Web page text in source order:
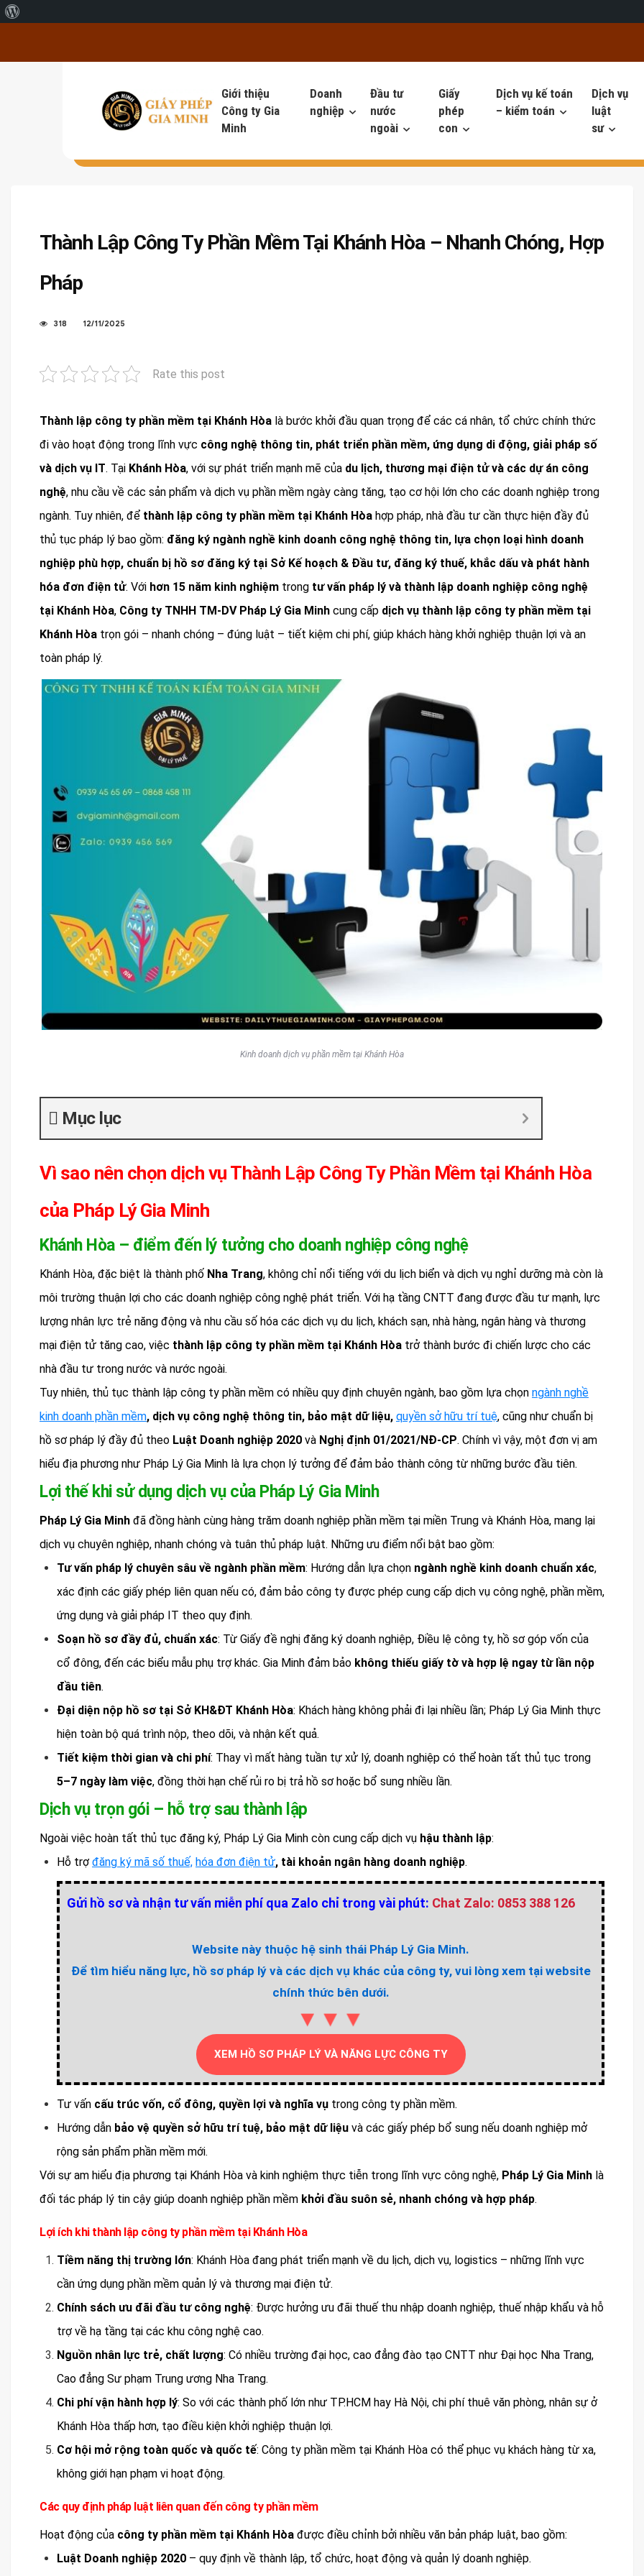
Giới thiệu
Công ty Gia
Minh
Doanh
nghiệp
Đầu tư
nước
ngoài
Giấy
phép
con
Dịch vụ kế toán
– kiểm toán
Dịch vụ
luật
sư
Thành Lập Công Ty Phần Mềm Tại Khánh Hòa – Nhanh Chóng, Hợp
Pháp
318 12/11/2025
Rate this post
Thành lập công ty phần mềm tại Khánh Hòa là bước khởi đầu quan trọng để các cá nhân, tổ chức chính thức
đi vào hoạt động trong lĩnh vực công nghệ thông tin, phát triển phần mềm, ứng dụng di động, giải pháp số
và dịch vụ IT. Tại Khánh Hòa, với sự phát triển mạnh mẽ của du lịch, thương mại điện tử và các dự án công
nghệ, nhu cầu về các sản phẩm và dịch vụ phần mềm ngày càng tăng, tạo cơ hội lớn cho các doanh nghiệp trong
ngành. Tuy nhiên, để thành lập công ty phần mềm tại Khánh Hòa hợp pháp, nhà đầu tư cần thực hiện đầy đủ
thủ tục pháp lý bao gồm: đăng ký ngành nghề kinh doanh công nghệ thông tin, lựa chọn loại hình doanh
nghiệp phù hợp, chuẩn bị hồ sơ đăng ký tại Sở Kế hoạch & Đầu tư, đăng ký thuế, khắc dấu và phát hành
hóa đơn điện tử. Với hơn 15 năm kinh nghiệm trong tư vấn pháp lý và thành lập doanh nghiệp công nghệ
tại Khánh Hòa, Công ty TNHH TM-DV Pháp Lý Gia Minh cung cấp dịch vụ thành lập công ty phần mềm tại
Khánh Hòa trọn gói – nhanh chóng – đúng luật – tiết kiệm chi phí, giúp khách hàng khởi nghiệp thuận lợi và an
toàn pháp lý.
Kinh doanh dịch vụ phần mềm tại Khánh Hòa
Mục lục
Vì sao nên chọn dịch vụ Thành Lập Công Ty Phần Mềm tại Khánh Hòa
của Pháp Lý Gia Minh
Khánh Hòa – điểm đến lý tưởng cho doanh nghiệp công nghệ
Khánh Hòa, đặc biệt là thành phố Nha Trang, không chỉ nổi tiếng với du lịch biển và dịch vụ nghỉ dưỡng mà còn là
môi trường thuận lợi cho các doanh nghiệp công nghệ phát triển. Với hạ tầng CNTT đang được đầu tư mạnh, lực
lượng nhân lực trẻ năng động và nhu cầu số hóa các dịch vụ du lịch, khách sạn, nhà hàng, ngân hàng và thương
mại điện tử tăng cao, việc thành lập công ty phần mềm tại Khánh Hòa trở thành bước đi chiến lược cho các
nhà đầu tư trong nước và nước ngoài.
Tuy nhiên, thủ tục thành lập công ty phần mềm có nhiều quy định chuyên ngành, bao gồm lựa chọn ngành nghề
kinh doanh phần mềm, dịch vụ công nghệ thông tin, bảo mật dữ liệu, quyền sở hữu trí tuệ, cũng như chuẩn bị
hồ sơ pháp lý đầy đủ theo Luật Doanh nghiệp 2020 và Nghị định 01/2021/NĐ-CP. Chính vì vậy, một đơn vị am
hiểu địa phương như Pháp Lý Gia Minh là lựa chọn lý tưởng để đảm bảo thành công từ những bước đầu tiên.
Lợi thế khi sử dụng dịch vụ của Pháp Lý Gia Minh
Pháp Lý Gia Minh đã đồng hành cùng hàng trăm doanh nghiệp phần mềm tại miền Trung và Khánh Hòa, mang lại
dịch vụ chuyên nghiệp, nhanh chóng và tuân thủ pháp luật. Những ưu điểm nổi bật bao gồm:
Tư vấn pháp lý chuyên sâu về ngành phần mềm: Hướng dẫn lựa chọn ngành nghề kinh doanh chuẩn xác,
xác định các giấy phép liên quan nếu có, đảm bảo công ty được phép cung cấp dịch vụ công nghệ, phần mềm,
ứng dụng và giải pháp IT theo quy định.
Soạn hồ sơ đầy đủ, chuẩn xác: Từ Giấy đề nghị đăng ký doanh nghiệp, Điều lệ công ty, hồ sơ góp vốn của
cổ đông, đến các biểu mẫu phụ trợ khác. Gia Minh đảm bảo không thiếu giấy tờ và hợp lệ ngay từ lần nộp
đầu tiên.
Đại diện nộp hồ sơ tại Sở KH&ĐT Khánh Hòa: Khách hàng không phải đi lại nhiều lần; Pháp Lý Gia Minh thực
hiện toàn bộ quá trình nộp, theo dõi, và nhận kết quả.
Tiết kiệm thời gian và chi phí: Thay vì mất hàng tuần tự xử lý, doanh nghiệp có thể hoàn tất thủ tục trong
5–7 ngày làm việc, đồng thời hạn chế rủi ro bị trả hồ sơ hoặc bổ sung nhiều lần.
Dịch vụ trọn gói – hỗ trợ sau thành lập
Ngoài việc hoàn tất thủ tục đăng ký, Pháp Lý Gia Minh còn cung cấp dịch vụ hậu thành lập:
Hỗ trợ đăng ký mã số thuế, hóa đơn điện tử, tài khoản ngân hàng doanh nghiệp.
Gửi hồ sơ và nhận tư vấn miễn phí qua Zalo chỉ trong vài phút: Chat Zalo: 0853 388 126
Website này thuộc hệ sinh thái Pháp Lý Gia Minh.
Để tìm hiểu năng lực, hồ sơ pháp lý và các dịch vụ khác của công ty, vui lòng xem tại website
chính thức bên dưới.
▼▼▼
XEM HỒ SƠ PHÁP LÝ VÀ NĂNG LỰC CÔNG TY
Tư vấn cấu trúc vốn, cổ đông, quyền lợi và nghĩa vụ trong công ty phần mềm.
Hướng dẫn bảo vệ quyền sở hữu trí tuệ, bảo mật dữ liệu và các giấy phép bổ sung nếu doanh nghiệp mở
rộng sản phẩm phần mềm mới.
Với sự am hiểu địa phương tại Khánh Hòa và kinh nghiệm thực tiễn trong lĩnh vực công nghệ, Pháp Lý Gia Minh là
đối tác pháp lý tin cậy giúp doanh nghiệp phần mềm khởi đầu suôn sẻ, nhanh chóng và hợp pháp.
Lợi ích khi thành lập công ty phần mềm tại Khánh Hòa
Tiềm năng thị trường lớn: Khánh Hòa đang phát triển mạnh về du lịch, dịch vụ, logistics – những lĩnh vực
cần ứng dụng phần mềm quản lý và thương mại điện tử.
Chính sách ưu đãi đầu tư công nghệ: Được hưởng ưu đãi thuế thu nhập doanh nghiệp, thuế nhập khẩu và hỗ
trợ về hạ tầng tại các khu công nghệ cao.
Nguồn nhân lực trẻ, chất lượng: Có nhiều trường đại học, cao đẳng đào tạo CNTT như Đại học Nha Trang,
Cao đẳng Sư phạm Trung ương Nha Trang.
Chi phí vận hành hợp lý: So với các thành phố lớn như TP.HCM hay Hà Nội, chi phí thuê văn phòng, nhân sự ở
Khánh Hòa thấp hơn, tạo điều kiện khởi nghiệp thuận lợi.
Cơ hội mở rộng toàn quốc và quốc tế: Công ty phần mềm tại Khánh Hòa có thể phục vụ khách hàng từ xa,
không giới hạn phạm vi hoạt động.
Các quy định pháp luật liên quan đến công ty phần mềm
Hoạt động của công ty phần mềm tại Khánh Hòa được điều chỉnh bởi nhiều văn bản pháp luật, bao gồm:
Luật Doanh nghiệp 2020 – quy định về thành lập, tổ chức, hoạt động và quản lý doanh nghiệp.